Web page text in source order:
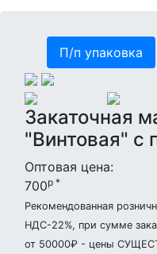
П/п упаковка
Закаточная
"Винтовая" с
Оптовая цена:
700р *
Рекомендованная
НДС-22%, при сумме
от 50000₽ - цены